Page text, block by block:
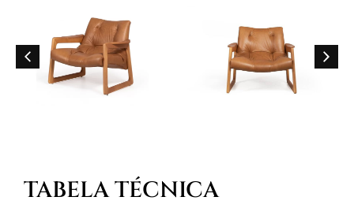
TABELA TÉCNICA